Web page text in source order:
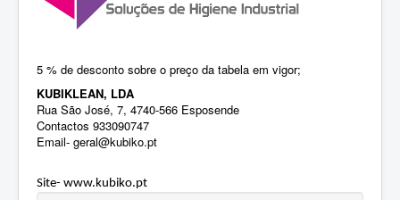
5 % de desconto sobre o preço da tabela em vigor;
KUBIKLEAN, LDA
Rua São José, 7, 4740-566 Esposende
Contactos 933090747
Email- geral@kubiko.pt
Site- www.kubiko.pt